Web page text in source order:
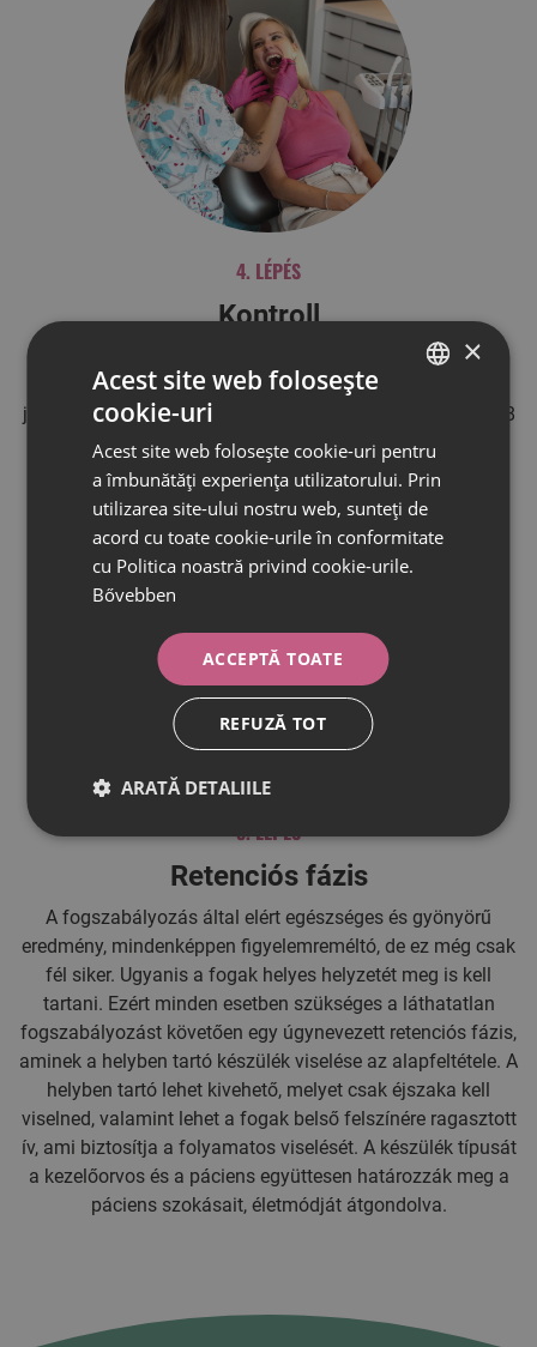
4. LÉPÉS
Kontroll
A sínes fogszabályozás lehetővé teszi azt, hogy nincs
szükség sűrű kontroll vizsgálatokra, azonban ez nem azt
jelenti, hogy teljesen elhanyagolható! A kezelés közben 6-8
hetente érdemes visszalátogatni a rendelőbe, amit az
orvosoddal szükséges egyeztetned.
5. LÉPÉS
Retenciós fázis
A fogszabályozás által elért egészséges és gyönyörű
eredmény, mindenképpen figyelemreméltó, de ez még csak
fél siker. Ugyanis a fogak helyes helyzetét meg is kell
tartani. Ezért minden esetben szükséges a láthatatlan
fogszabályozást követően egy úgynevezett retenciós fázis,
aminek a helyben tartó készülék viselése az alapfeltétele. A
helyben tartó lehet kivehető, melyet csak éjszaka kell
viselned, valamint lehet a fogak belső felszínére ragasztott
ív, ami biztosítja a folyamatos viselését. A készülék típusát
a kezelőorvos és a páciens együttesen határozzák meg a
páciens szokásait, életmódját átgondolva.
ROMANIAN
×
Acest site web folosește
cookie-uri
Acest site web folosește cookie-uri pentru
a îmbunătăți experiența utilizatorului. Prin
utilizarea site-ului nostru web, sunteți de
acord cu toate cookie-urile în conformitate
cu Politica noastră privind cookie-urile.
Bővebben
ACCEPTĂ TOATE
REFUZĂ TOT
ARATĂ DETALIILE